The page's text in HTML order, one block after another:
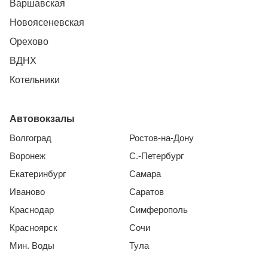
Варшавская
Новоясеневская
Орехово
ВДНХ
Котельники
Автовокзалы
Волгоград
Воронеж
Екатеринбург
Иваново
Краснодар
Красноярск
Мин. Воды
Ростов-на-Дону
С.-Петербург
Самара
Саратов
Симферополь
Сочи
Тула